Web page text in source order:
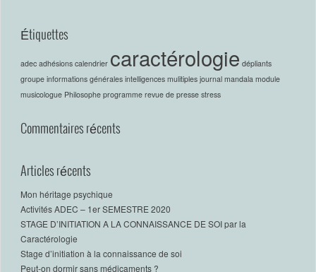
Étiquettes
adec adhésions calendrier caractérologie dépliants
groupe informations générales intelligences mulitiples journal mandala module
musicologue Philosophe programme revue de presse stress
Commentaires récents
Articles récents
Mon héritage psychique
Activités ADEC – 1er SEMESTRE 2020
STAGE D’INITIATION A LA CONNAISSANCE DE SOI par la
Caractérologie
Stage d’initiation à la connaissance de soi
Peut-on dormir sans médicaments ?